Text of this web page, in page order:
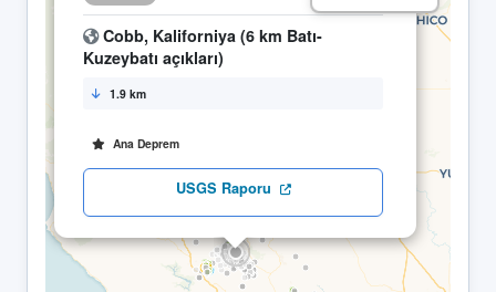
Cobb, Kaliforniya (6 km Batı-
Kuzeybatı açıkları)
1.9 km
Ana Deprem
USGS Raporu